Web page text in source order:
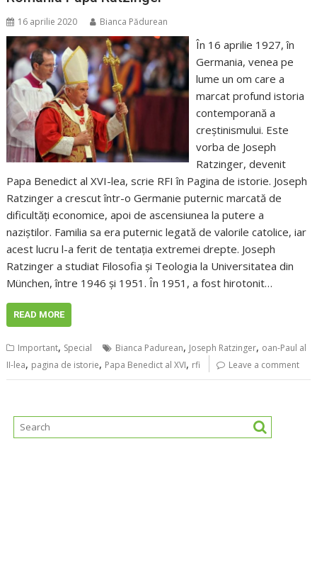
16 aprilie 2020 Bianca Pădurean
În 16 aprilie 1927, în
Germania, venea pe
lume un om care a
marcat profund istoria
contemporană a
creștinismului. Este
vorba de Joseph
Ratzinger, devenit
Papa Benedict al XVI-lea, scrie RFI în Pagina de istorie. Joseph
Ratzinger a crescut într-o Germanie puternic marcată de
dificultăți economice, apoi de ascensiunea la putere a
naziștilor. Familia sa era puternic legată de valorile catolice, iar
acest lucru l-a ferit de tentația extremei drepte. Joseph
Ratzinger a studiat Filosofia și Teologia la Universitatea din
München, între 1946 și 1951. În 1951, a fost hirotonit…
READ MORE
Important, Special Bianca Padurean, Joseph Ratzinger, oan-Paul al
II-lea, pagina de istorie, Papa Benedict al XVI, rfi Leave a comment